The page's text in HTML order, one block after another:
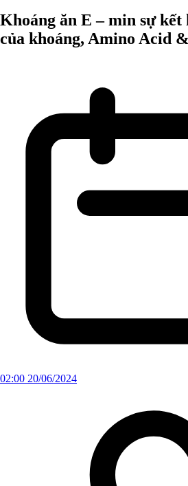
Khoáng ăn E – min sự kết
của khoáng, Amino Acid
02:00 20/06/2024